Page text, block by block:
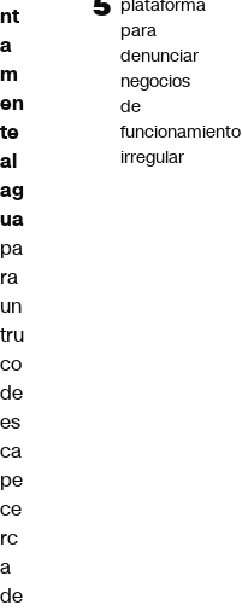
nt
a
m
en
te
al
ag
ua
pa
ra
un
tru
co
de
es
ca
pe
ce
rc
a
de
plataforma
para
denunciar
negocios
de
funcionamiento
irregular